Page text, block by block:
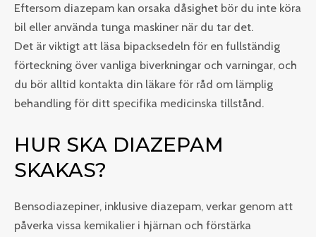
Eftersom diazepam kan orsaka dåsighet bör du inte köra
bil eller använda tunga maskiner när du tar det.
Det är viktigt att läsa bipacksedeln för en fullständig
förteckning över vanliga biverkningar och varningar, och
du bör alltid kontakta din läkare för råd om lämplig
behandling för ditt specifika medicinska tillstånd.
HUR SKA DIAZEPAM
SKAKAS?
Bensodiazepiner, inklusive diazepam, verkar genom att
påverka vissa kemikalier i hjärnan och förstärka